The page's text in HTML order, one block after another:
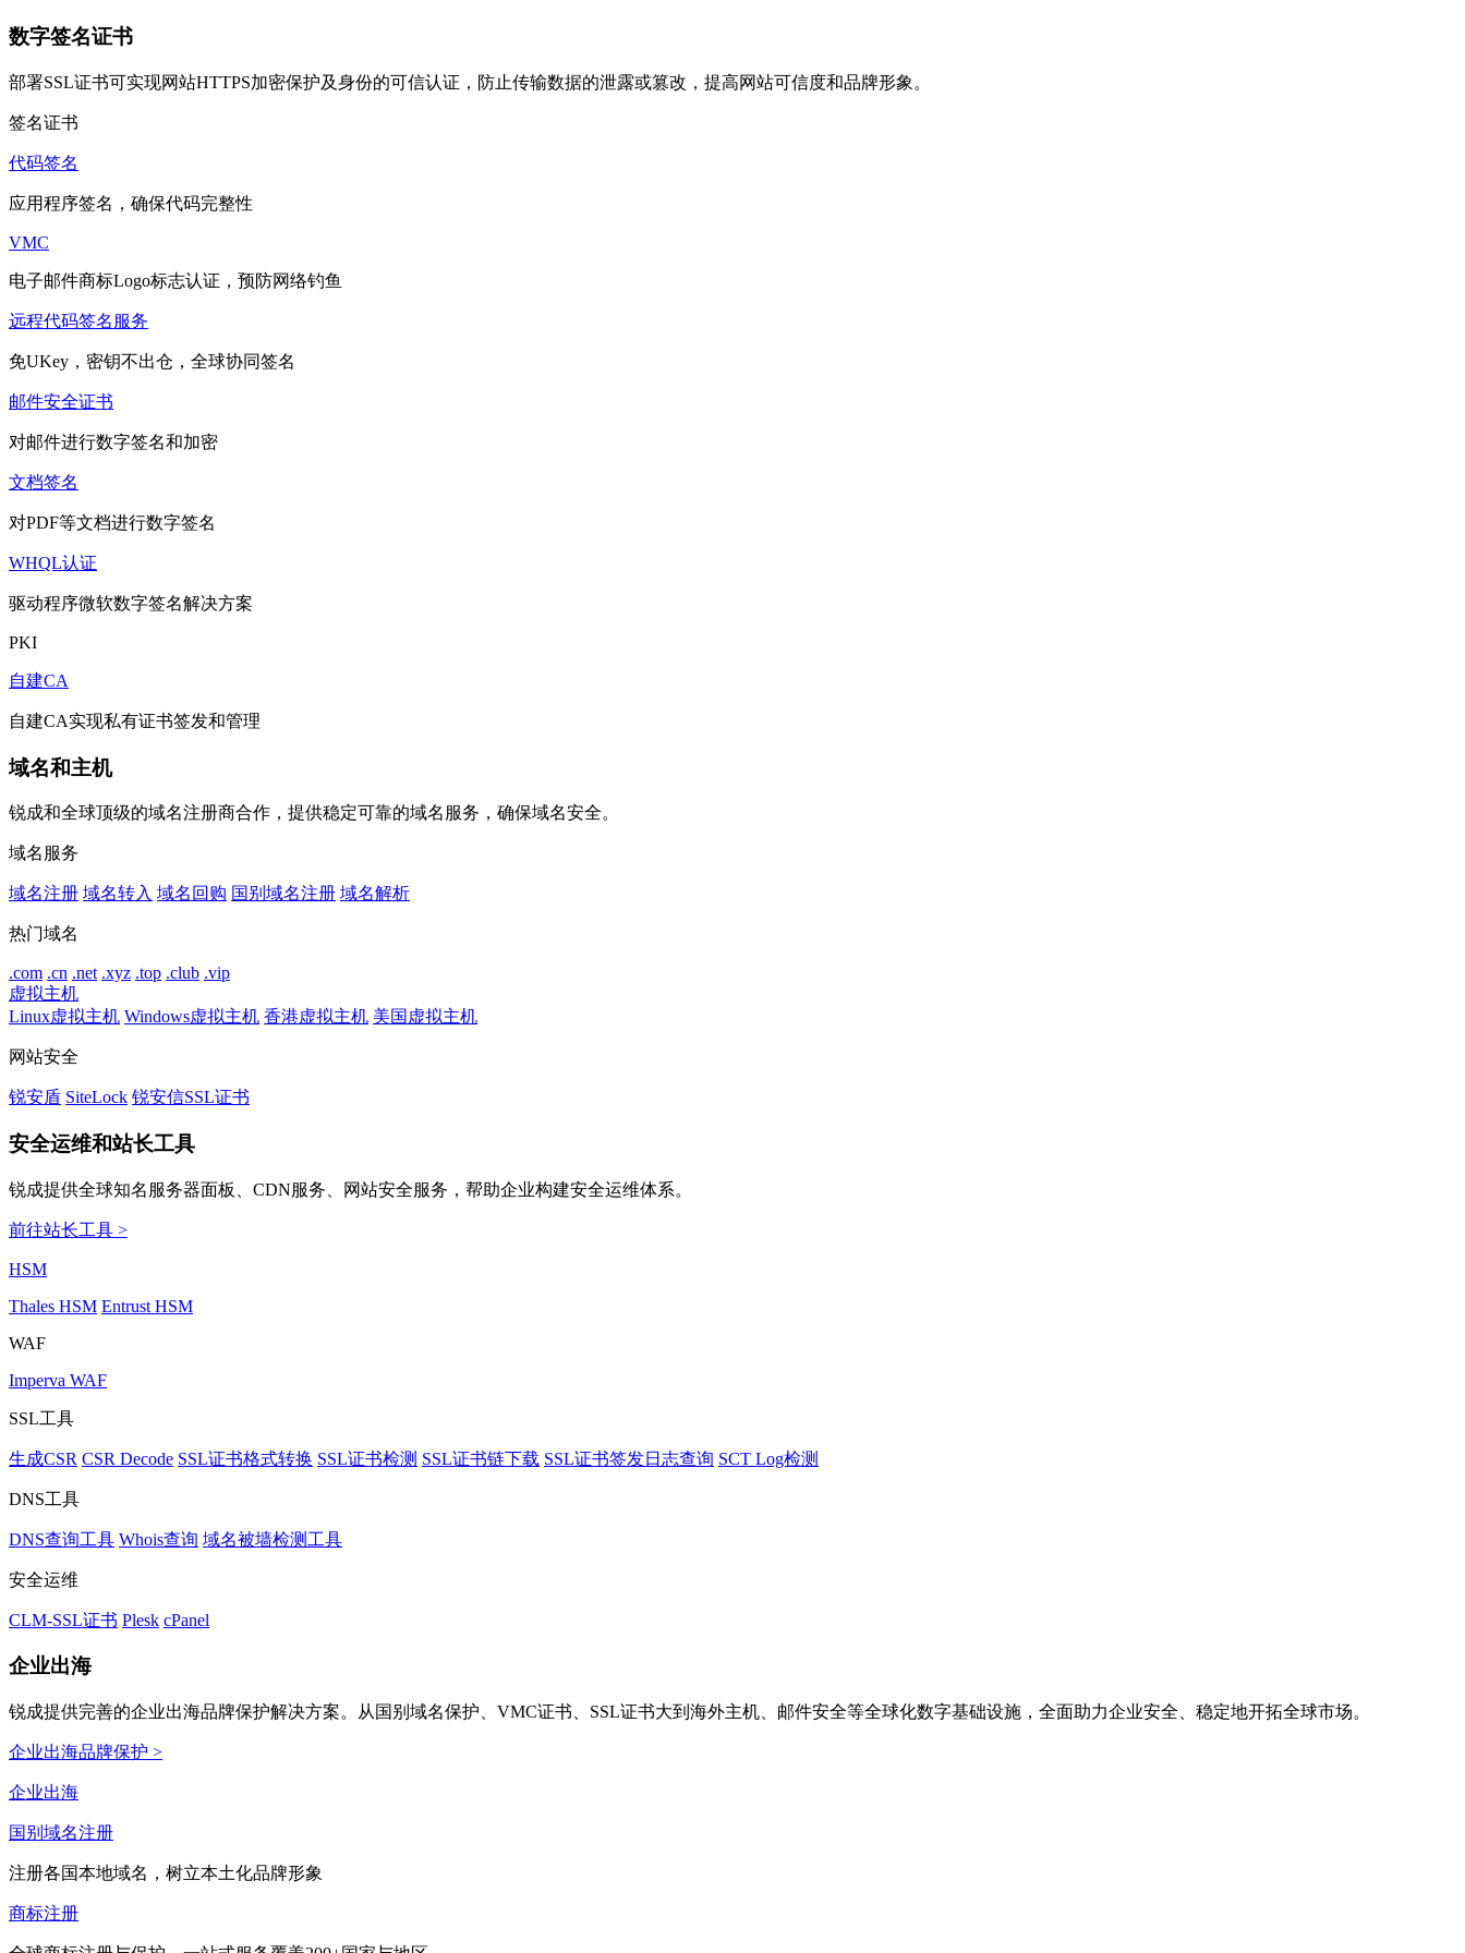
数字签名证书
部署SSL证书可实现网站HTTPS加密保护及身份的可信认证，防止传输数据的泄露或篡改，提高网站可信度和品牌形象。
签名证书
代码签名
应用程序签名，确保代码完整性
VMC
电子邮件商标Logo标志认证，预防网络钓鱼
远程代码签名服务
免UKey，密钥不出仓，全球协同签名
邮件安全证书
对邮件进行数字签名和加密
文档签名
对PDF等文档进行数字签名
WHQL认证
驱动程序微软数字签名解决方案
PKI
自建CA
自建CA实现私有证书签发和管理
域名和主机
锐成和全球顶级的域名注册商合作，提供稳定可靠的域名服务，确保域名安全。
域名服务
域名注册 域名转入 域名回购 国别域名注册 域名解析
热门域名
.com .cn .net .xyz .top .club .vip
虚拟主机
Linux虚拟主机 Windows虚拟主机 香港虚拟主机 美国虚拟主机
网站安全
锐安盾 SiteLock 锐安信SSL证书
安全运维和站长工具
锐成提供全球知名服务器面板、CDN服务、网站安全服务，帮助企业构建安全运维体系。
前往站长工具 >
HSM
Thales HSM Entrust HSM
WAF
Imperva WAF
SSL工具
生成CSR CSR Decode SSL证书格式转换 SSL证书检测 SSL证书链下载 SSL证书签发日志查询 SCT Log检测
DNS工具
DNS查询工具 Whois查询 域名被墙检测工具
安全运维
CLM-SSL证书 Plesk cPanel
企业出海
锐成提供完善的企业出海品牌保护解决方案。从国别域名保护、VMC证书、SSL证书大到海外主机、邮件安全等全球化数字基础设施，全面助力企业安全、稳定地开拓全球市场。
企业出海品牌保护 >
企业出海
国别域名注册
注册各国本地域名，树立本土化品牌形象
商标注册